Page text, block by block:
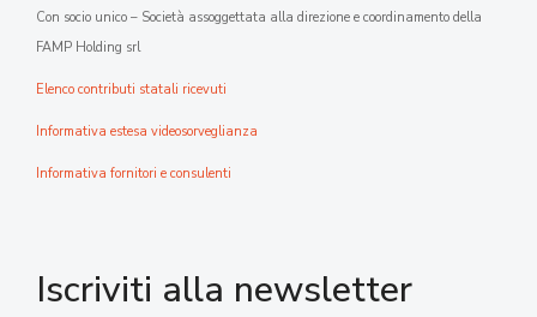
Con socio unico – Società assoggettata alla direzione e coordinamento della
FAMP Holding srl
Elenco contributi statali ricevuti
Informativa estesa videosorveglianza
Informativa fornitori e consulenti
Iscriviti alla newsletter